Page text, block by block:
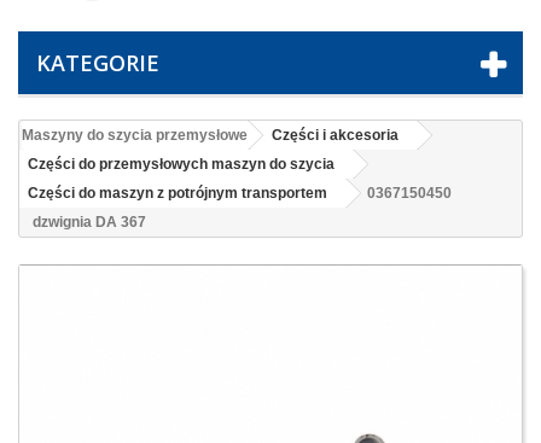
KATEGORIE
Maszyny do szycia przemysłowe
Części i akcesoria
Części do przemysłowych maszyn do szycia
Części do maszyn z potrójnym transportem
0367150450
dzwignia DA 367